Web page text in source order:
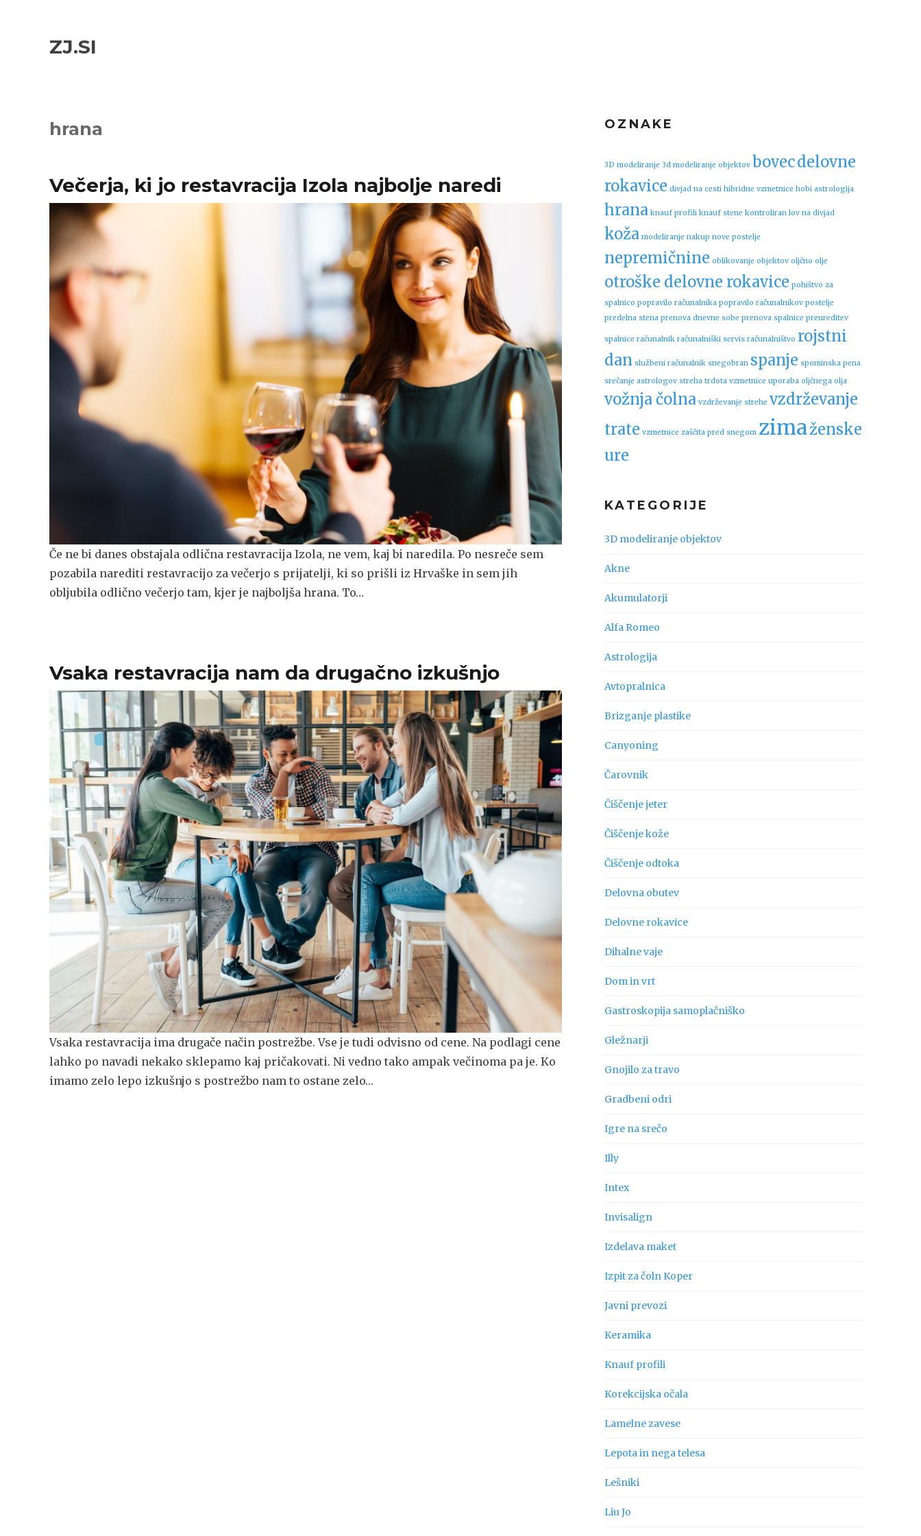
navigationZJ.SI
hrana
Večerja, ki jo restavracija Izola najbolje naredi
Če ne bi danes obstajala odlična restavracija Izola, ne vem, kaj bi naredila. Po nesreče sem
pozabila narediti restavracijo za večerjo s prijatelji, ki so prišli iz Hrvaške in sem jih
obljubila odlično večerjo tam, kjer je najboljša hrana. To…
Vsaka restavracija nam da drugačno izkušnjo
Vsaka restavracija ima drugače način postrežbe. Vse je tudi odvisno od cene. Na podlagi cene
lahko po navadi nekako sklepamo kaj pričakovati. Ni vedno tako ampak večinoma pa je. Ko
imamo zelo lepo izkušnjo s postrežbo nam to ostane zelo…
OZNAKE
3D modeliranje 3d modeliranje objektov bovecdelovne
rokavice divjad na cesti hibridne vzmetnice hobi astrologija
hrana knauf profili knauf stene kontroliran lov na divjad
koža modeliranje nakup nove postelje
nepremičnine oblikovanje objektov oljčno olje
otroške delovne rokavice pohištvo za
spalnico popravilo računalnika popravilo računalnikov postelje
predelna stena prenova dnevne sobe prenova spalnice preureditev
spalnice računalnik računalniški servis računalništvo rojstni
dan službeni računalnik snegobran spanje spominska pena
srečanje astrologov streha trdota vzmetnice uporaba oljčnega olja
vožnja čolna vzdrževanje strehe vzdrževanje
trate vzmetnice zaščita pred snegom zimaženske
ure
KATEGORIJE
3D modeliranje objektov
Akne
Akumulatorji
Alfa Romeo
Astrologija
Avtopralnica
Brizganje plastike
Canyoning
Čarovnik
Čiščenje jeter
Čiščenje kože
Čiščenje odtoka
Delovna obutev
Delovne rokavice
Dihalne vaje
Dom in vrt
Gastroskopija samoplačniško
Gležnarji
Gnojilo za travo
Gradbeni odri
Igre na srečo
Illy
Intex
Invisalign
Izdelava maket
Izpit za čoln Koper
Javni prevozi
Keramika
Knauf profili
Korekcijska očala
Lamelne zavese
Lepota in nega telesa
Lešniki
Liu Jo